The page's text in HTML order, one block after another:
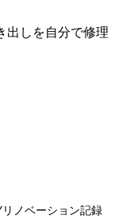
出しを自分で修理
リノベーション記録